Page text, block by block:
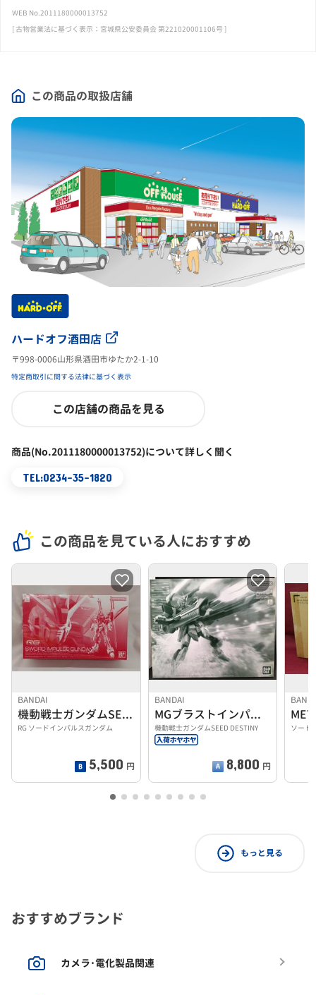
この商品の取扱店舗
ハードオフ酒田店
〒998-0006山形県酒田市ゆたか2-1-10
特定商取引に関する法律に基づく表示
この店舗の商品を見る
商品(No.2011180000013752)について詳しく聞く
TEL:0234-35-1820
WEB No.2011180000013752
[ 古物営業法に基づく表示：宮城県公安委員会 第221020001106号 ]
この商品を見ている人におすすめ
BANDAI
機動戦士ガンダムSEED
RG ソードインパルスガンダム
5,500 円
BANDAI
MGブラストインパルスガンダム
機動戦士ガンダムSEED DESTINY
8,800 円
ソード
もっと見る
おすすめブランド
カメラ･電化製品関連